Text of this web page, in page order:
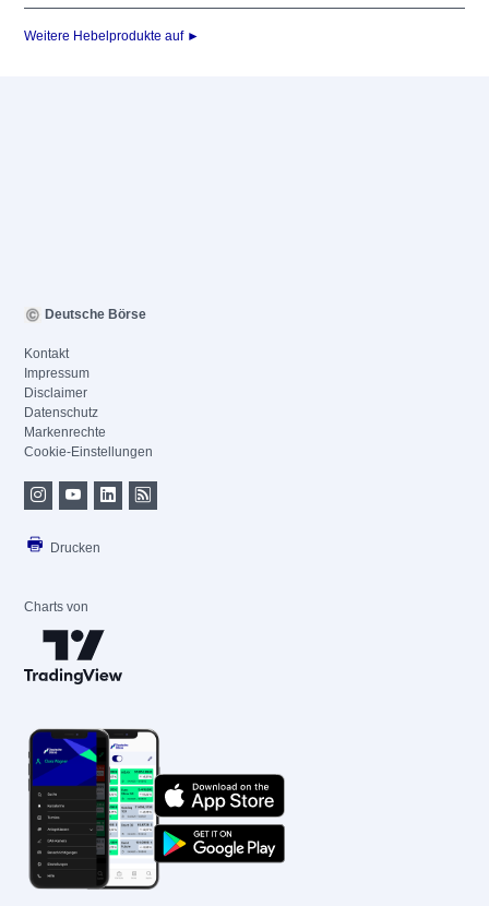
Weitere Hebelprodukte auf ►
Deutsche Börse
Kontakt
Impressum
Disclaimer
Datenschutz
Markenrechte
Cookie-Einstellungen
Drucken
Charts von